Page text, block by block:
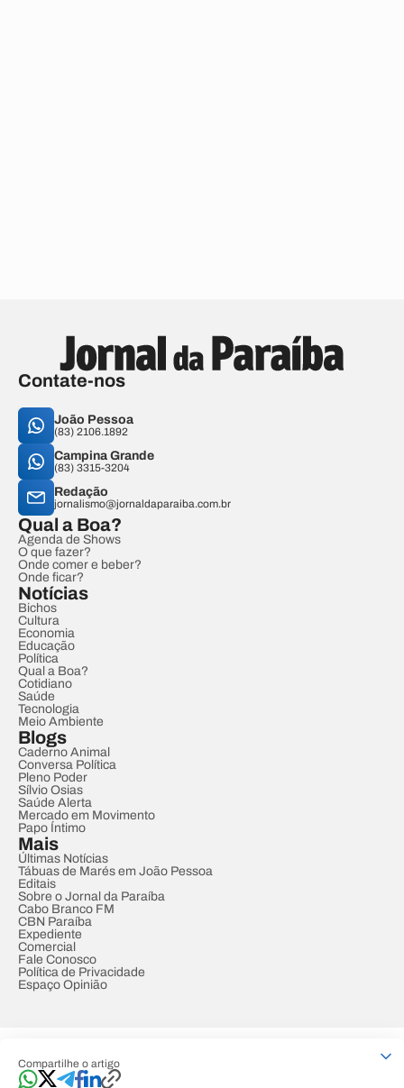
Compartilhe o artigo
Contate-nos
João Pessoa
(83) 2106.1892
Campina Grande
(83) 3315-3204
Redação
jornalismo@jornaldaparaiba.com.br
Qual a Boa?
Agenda de Shows
O que fazer?
Onde comer e beber?
Onde ficar?
Notícias
Bichos
Cultura
Economia
Educação
Política
Qual a Boa?
Cotidiano
Saúde
Tecnologia
Meio Ambiente
Blogs
Caderno Animal
Conversa Política
Pleno Poder
Sílvio Osias
Saúde Alerta
Mercado em Movimento
Papo Íntimo
Mais
Últimas Notícias
Tábuas de Marés em João Pessoa
Editais
Sobre o Jornal da Paraíba
Cabo Branco FM
CBN Paraíba
Expediente
Comercial
Fale Conosco
Política de Privacidade
Espaço Opinião
Developed by Designed by